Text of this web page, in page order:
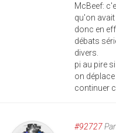
McBeef:
qu'on
donc en
débats
divers.
pi au pire
on
continuer
#92727Par